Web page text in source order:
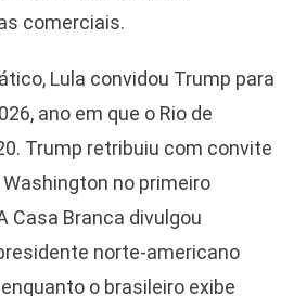
comerciais.
Lula convidou Trump para
ano em que o Rio de
Trump retribuiu com convite
no primeiro
Casa Branca divulgou
norte-americano
o brasileiro exibe